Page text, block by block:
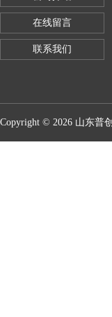
在线留言
联系我们
Copyright © 2026 山东普